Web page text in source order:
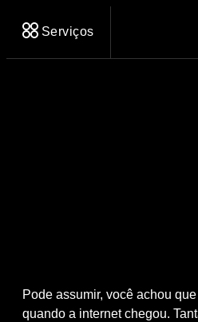
Serviços
Pode assumir, você achou
quando a internet chegou.